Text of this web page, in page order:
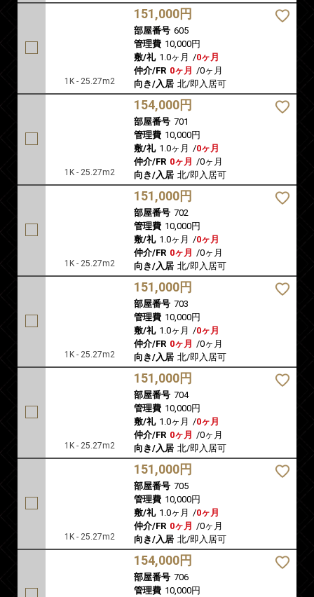
1K - 25.27m2
151,000円
部屋番号 605
管理費 10,000円
敷/礼 1.0ヶ月 /0ヶ月
仲介/FR 0ヶ月 /0ヶ月
向き/入居 北/即入居可
1K - 25.27m2
154,000円
部屋番号 701
管理費 10,000円
敷/礼 1.0ヶ月 /0ヶ月
仲介/FR 0ヶ月 /0ヶ月
向き/入居 北/即入居可
1K - 25.27m2
151,000円
部屋番号 702
管理費 10,000円
敷/礼 1.0ヶ月 /0ヶ月
仲介/FR 0ヶ月 /0ヶ月
向き/入居 北/即入居可
1K - 25.27m2
151,000円
部屋番号 703
管理費 10,000円
敷/礼 1.0ヶ月 /0ヶ月
仲介/FR 0ヶ月 /0ヶ月
向き/入居 北/即入居可
1K - 25.27m2
151,000円
部屋番号 704
管理費 10,000円
敷/礼 1.0ヶ月 /0ヶ月
仲介/FR 0ヶ月 /0ヶ月
向き/入居 北/即入居可
1K - 25.27m2
151,000円
部屋番号 705
管理費 10,000円
敷/礼 1.0ヶ月 /0ヶ月
仲介/FR 0ヶ月 /0ヶ月
向き/入居 北/即入居可
154,000円
部屋番号 706
管理費 10,000円